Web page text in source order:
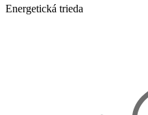
Energetická trieda